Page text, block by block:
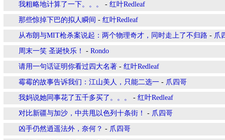
我粗略地计算了一下。。。 - 红叶Redleaf
那些惊掉下巴的拟人瞬间 - 红叶Redleaf
从布朗与MIT枪杀案说起：两个物理奇才，同时走上了不归路 - 爪
周末一笑 圣诞快乐！ - Rondo
请用一句话证明你看过四大名著 - 红叶Redleaf
霉霉的故事告诉我们：江山美人，只能二选一 - 爪四哥
我妈说她同事花了五千多买了。。。 - 红叶Redleaf
对比新疆与加沙，中共甩以色列十条街！ - 爪四哥
凶手仍然逍遥法外，奈何？ - 爪四哥